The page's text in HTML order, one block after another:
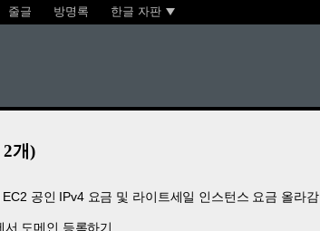
줄글 방명록 한글 자판
개)
EC2 공인 IPv4 요금 및 라이트세일 인스턴스 요금 올라감
서 도메인 등록하기